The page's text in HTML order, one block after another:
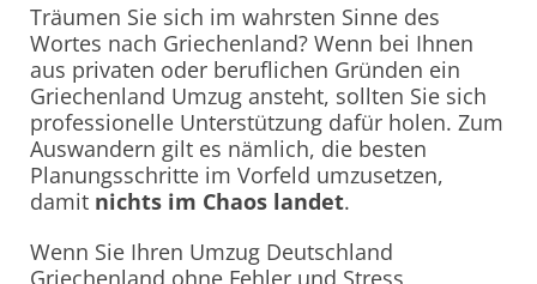
Träumen Sie sich im wahrsten Sinne des
Wortes nach Griechenland? Wenn bei Ihnen
aus privaten oder beruflichen Gründen ein
Griechenland Umzug ansteht, sollten Sie sich
professionelle Unterstützung dafür holen. Zum
Auswandern gilt es nämlich, die besten
Planungsschritte im Vorfeld umzusetzen,
damit nichts im Chaos landet.
Wenn Sie Ihren Umzug Deutschland
Griechenland ohne Fehler und Stress